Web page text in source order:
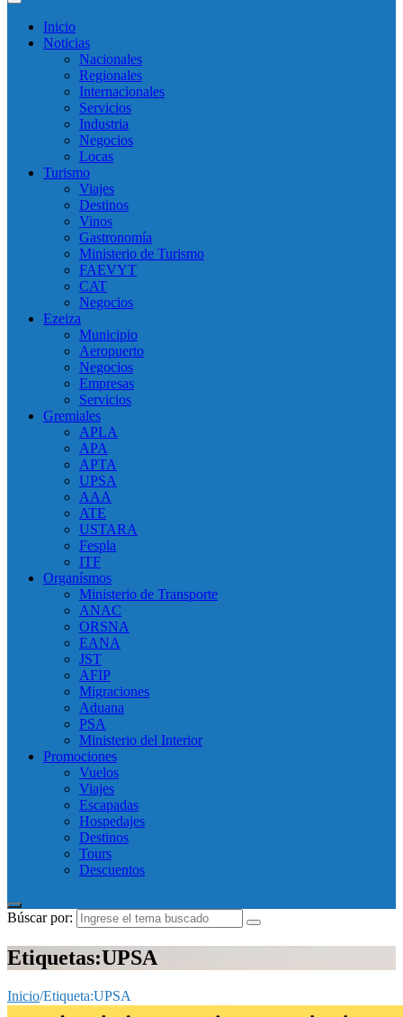
Inicio
Noticias
Nacionales
Regionales
Internacionales
Servicios
Industria
Negocios
Locas
Turismo
Viajes
Destinos
Vinos
Gastronomía
Ministerio de Turismo
FAEVYT
CAT
Negocios
Ezeiza
Municipio
Aeropuerto
Negocios
Empresas
Servicios
Gremiales
APLA
APA
APTA
UPSA
AAA
ATE
USTARA
Fespla
ITF
Organísmos
Ministerio de Transporte
ANAC
ORSNA
EANA
JST
AFIP
Migraciones
Aduana
PSA
Ministerio del Interior
Promociones
Vuelos
Viajes
Escapadas
Hospedajes
Destinos
Tours
Descuentos
Búscar por:
Etiquetas:UPSA
Inicio/Etiqueta:UPSA